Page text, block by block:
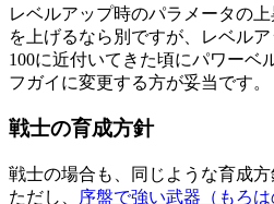
レベルアップ時のパラメータの
を上げるなら別ですが、レベル
100に近付いてきた頃にパワーベ
フガイに変更する方が妥当です。
戦士の育成方針
戦士の場合も、同じような育成方
ただし、
序盤で強い武器（もろ